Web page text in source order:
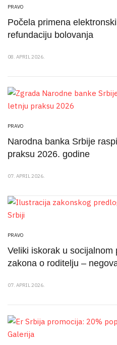
PRAVO
Počela primena
refundaciju bolovanja
08. APRIL 2026.
PRAVO
Narodna banka Srbije
praksu 2026. godine
07. APRIL 2026.
PRAVO
Veliki iskorak u socijalnom
zakona o roditelju –
07. APRIL 2026.